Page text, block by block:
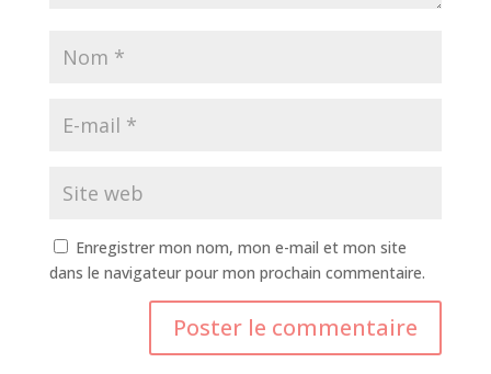
Enregistrer mon nom, mon e-mail et mon site
dans le navigateur pour mon prochain commentaire.